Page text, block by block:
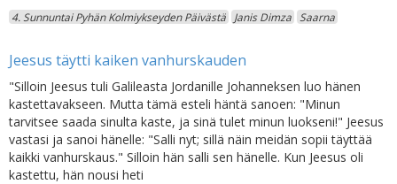
4. Sunnuntai Pyhän Kolmiykseyden Päivästä Janis Dimza Saarna
Jeesus täytti kaiken vanhurskauden
"Silloin Jeesus tuli Galileasta Jordanille Johanneksen luo hänen
kastettavakseen. Mutta tämä esteli häntä sanoen: "Minun
tarvitsee saada sinulta kaste, ja sinä tulet minun luokseni!" Jeesus
vastasi ja sanoi hänelle: "Salli nyt; sillä näin meidän sopii täyttää
kaikki vanhurskaus." Silloin hän salli sen hänelle. Kun Jeesus oli
kastettu, hän nousi heti